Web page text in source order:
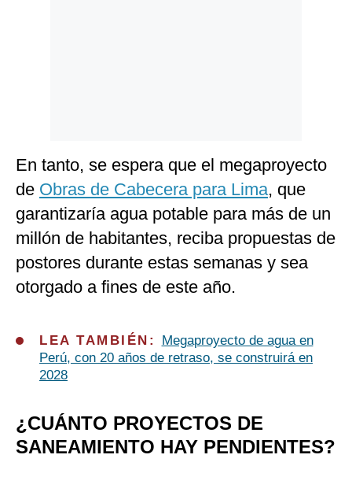
En tanto, se espera que el megaproyecto
de Obras de Cabecera para Lima, que
garantizaría agua potable para más de un
millón de habitantes, reciba propuestas de
postores durante estas semanas y sea
otorgado a fines de este año.
LEA TAMBIÉN:
Megaproyecto de agua en
Perú, con 20 años de retraso, se construirá en
2028
¿CUÁNTO PROYECTOS DE
SANEAMIENTO HAY PENDIENTES?